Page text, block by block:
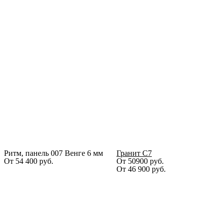
Ритм, панель 007 Венге 6 мм
От 54 400 руб.
Гранит С7
От 50900 руб.
От 46 900 руб.